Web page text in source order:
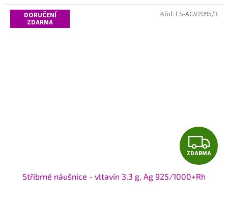
DORUČENÍ
ZDARMA
Z
D
ZDARMA
Stříbrné náušnice - vltavín 3,3 g, Ag 925/1000+Rh
Kód: ES-AGV2095/3